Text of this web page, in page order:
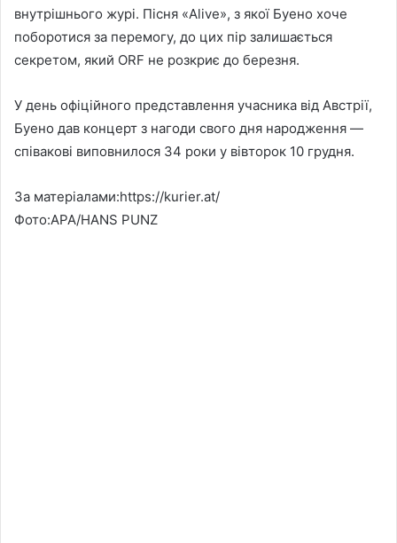
внутрішнього журі. Пісня «Alive», з якої Буено хоче
поборотися за перемогу, до цих пір залишається
секретом, який ORF не розкриє до березня.
У день офіційного представлення учасника від Австрії,
Буено дав концерт з нагоди свого дня народження —
співакові виповнилося 34 роки у вівторок 10 грудня.
За матеріалами:https://kurier.at/
Фото:APA/HANS PUNZ